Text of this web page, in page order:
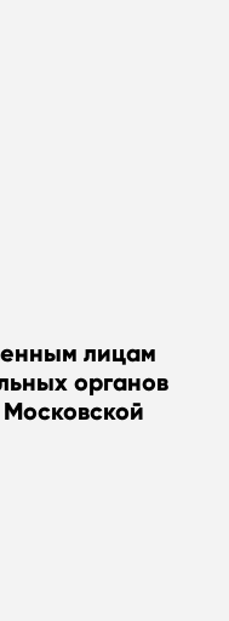
лицам
органов
Московской